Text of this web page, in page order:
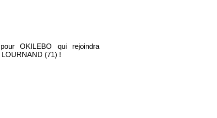
OKILEBO qui rejoindra
(71) !